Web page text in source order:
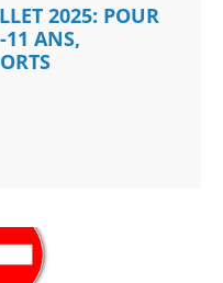
2025: POUR
11 ANS,